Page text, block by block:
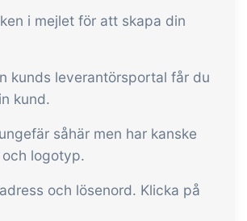
– helt digitalt
Pack
egen uppsättning av
och etiketter, sidvisningar,
rapporter och inbäddad
erbjuder många alternativ för
och anpassade flöden
av filer och data mellan
i mejlet för att skapa din
kunds leverantörsportal får du
kund.
såhär men har kanske
logotyp.
och lösenord. Klicka på